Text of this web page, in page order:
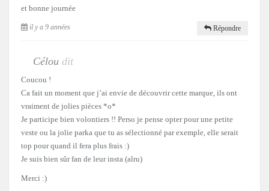
et bonne journée
il y a 9 années Répondre
Célou dit
Coucou !
Ca fait un moment que j’ai envie de découvrir cette marque, ils ont
vraiment de jolies pièces *o*
Je participe bien volontiers !! Perso je pense opter pour une petite
veste ou la jolie parka que tu as sélectionné par exemple, elle serait
top pour quand il fera plus frais :)
Je suis bien sûr fan de leur insta (alru)
Merci :)